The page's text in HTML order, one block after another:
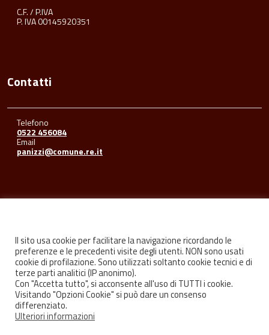
C.F. / P.IVA
P. IVA 00145920351
Contatti
Telefono
0522 456084
Email
panizzi@comune.re.it
FacebookYoutubeInstagram
Il sito usa cookie per facilitare la navigazione ricordando le
preferenze e le precedenti visite degli utenti. NON sono usati
cookie di profilazione. Sono utilizzati soltanto cookie tecnici e di
terze parti analitici (IP anonimo).
Con "Accetta tutto", si acconsente all'uso di TUTTI i cookie.
Visitando "Opzioni Cookie" si può dare un consenso
differenziato.
Ulteriori informazioni